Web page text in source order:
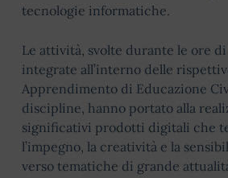
tecnologie informatiche.
Le attività, svolte durante le ore
integrate all’interno delle
Apprendimento di Educazione
discipline, hanno portato alla
significativi prodotti digitali che
l’impegno, la creatività e la
verso tematiche di grande